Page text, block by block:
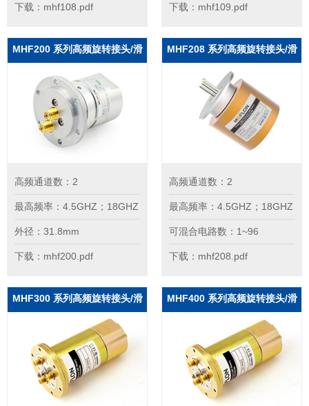
下载：mhf108.pdf 下载：mhf109.pdf
MHF200 系列高频旋转接头/滑
高频通道数：2
最高频率：4.5GHZ；18GHZ
外径：31.8mm
下载：mhf200.pdf
MHF208 系列高频旋转接头/滑
环
高频通道数：2
最高频率：4.5GHZ；18GHZ
可混合电路数：1~96
下载：mhf208.pdf
MHF300 系列高频旋转接头/滑
MHF400 系列高频旋转接头/滑